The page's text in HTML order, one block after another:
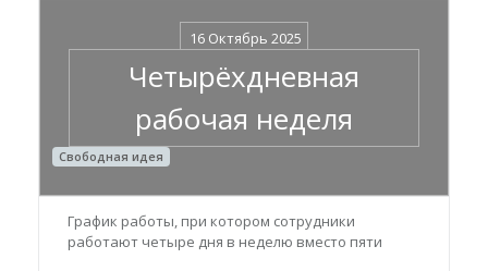
16 Октябрь 2025
Четырёхдневная
рабочая неделя
Свободная идея
График работы, при котором сотрудники
работают четыре дня в неделю вместо пяти